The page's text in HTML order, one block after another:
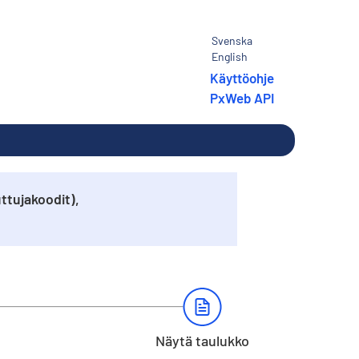
Svenska
English
Käyttöohje
PxWeb API
Näytä taulukko